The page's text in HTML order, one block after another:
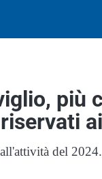
più
del